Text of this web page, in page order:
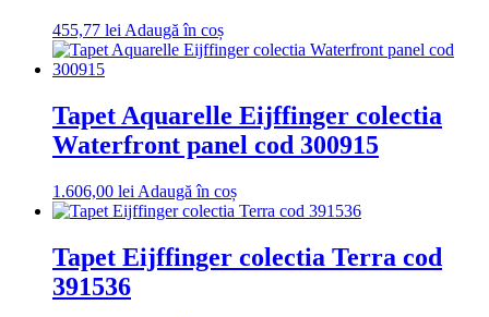
455,77 lei Adaugă în coș
Tapet Aquarelle Eijffinger colectia
Waterfront panel cod 300915
1.606,00 lei Adaugă în coș
Tapet Eijffinger colectia Terra cod
391536